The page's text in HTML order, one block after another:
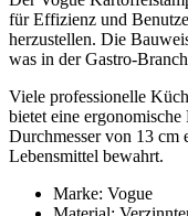
für Effizienz und
herzustellen. Die
was in der Gastro-
Viele professionelle
bietet eine
Durchmesser von 13 cm
Lebensmittel bewahrt.
Marke: Vogue